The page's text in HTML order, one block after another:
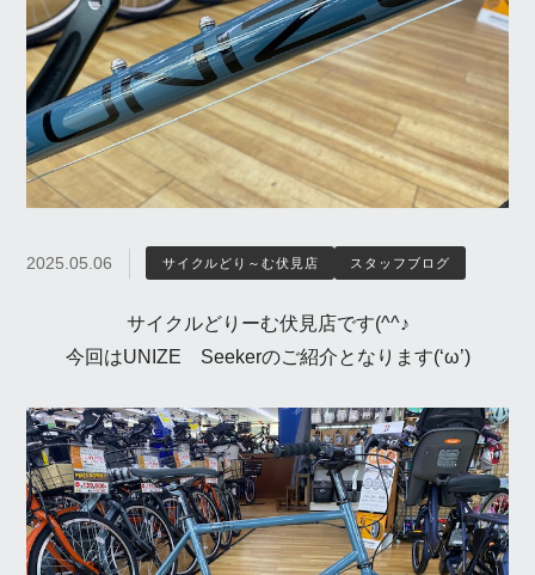
2025.05.06 サイクルどり～む伏見店 スタッフブログ
サイクルどりーむ伏見店です(^^♪
今回はUNIZE Seekerのご紹介となります(‘ω’)